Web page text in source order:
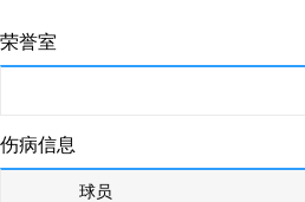
荣誉室
伤病信息
球员